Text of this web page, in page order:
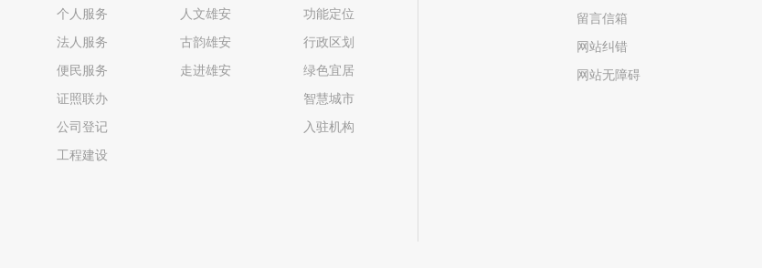
个人服务
法人服务
便民服务
证照联办
公司登记
工程建设
人文雄安
古韵雄安
走进雄安
功能定位
行政区划
绿色宜居
智慧城市
入驻机构
留言信箱
网站纠错
网站无障碍